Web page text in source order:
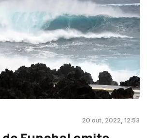
20 out, 2022, 12:53